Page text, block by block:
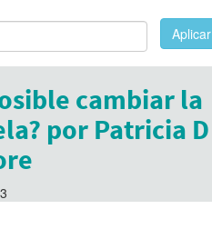
Aplicar
cambiar la
por Patricia D